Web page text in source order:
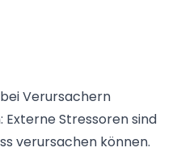
Verursachern
Externe Stressoren sind
verursachen können.